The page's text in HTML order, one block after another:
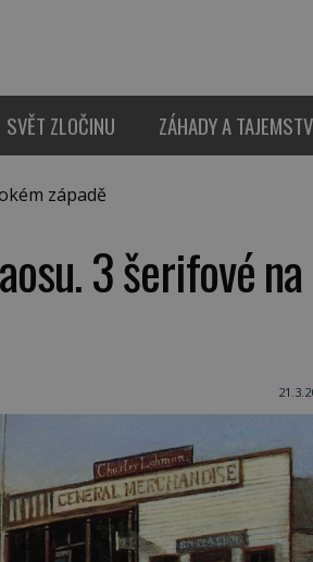
SVĚT ZLOČINU ZÁHADY A
západě
3 šerifové na